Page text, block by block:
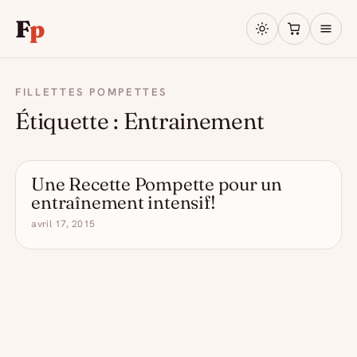
Fp
FILLETTES POMPETTES
Étiquette : Entrainement
- DRÔLE D'ALCOOL
Une Recette Pompette pour un
entraînement intensif!
avril 17, 2015